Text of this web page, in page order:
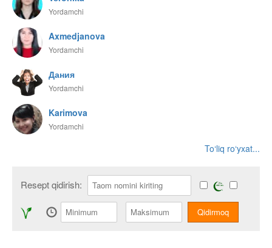
Yordamchi
Axmedjanova
Yordamchi
Дания
Yordamchi
Karimova
Yordamchi
To‘liq ro‘yxat...
Resept qidirish: